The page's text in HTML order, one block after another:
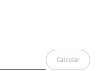
Calcular